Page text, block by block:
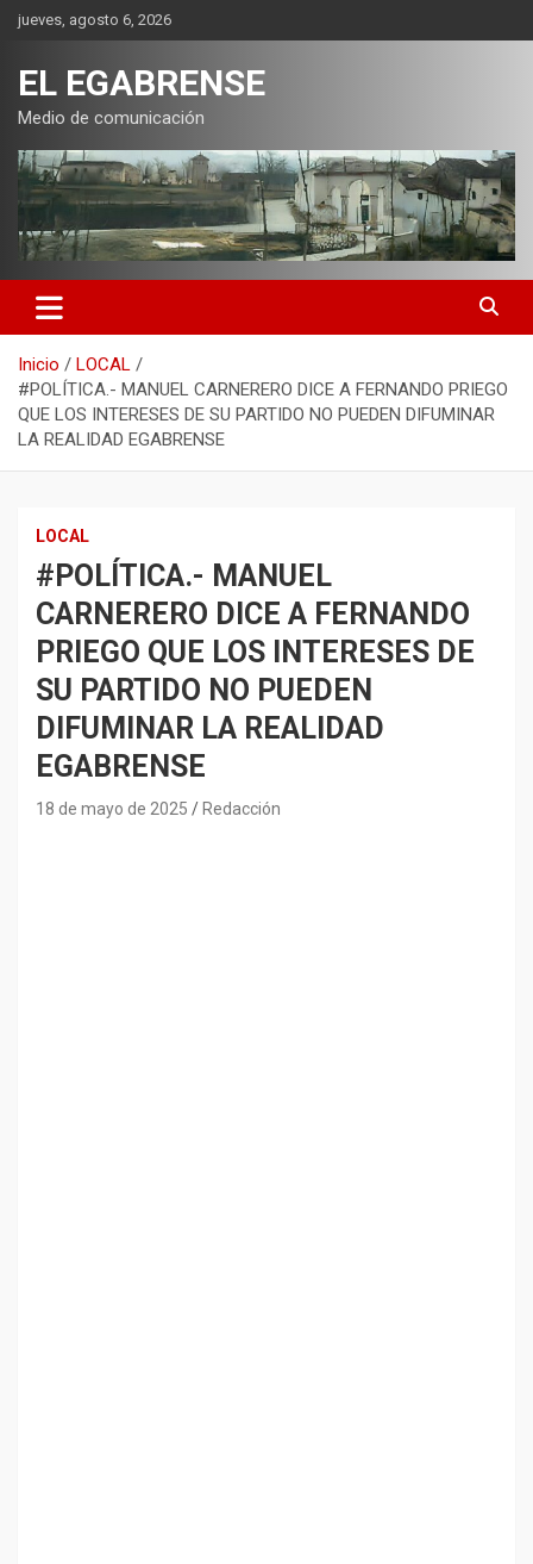
Saltarjueves, agosto 6, 2026
EL EGABRENSE
Medio de comunicación
Inicio
LOCAL
#POLÍTICA.- MANUEL CARNERERO DICE A FERNANDO PRIEGO
QUE LOS INTERESES DE SU PARTIDO NO PUEDEN DIFUMINAR
LA REALIDAD EGABRENSE
LOCAL
#POLÍTICA.- MANUEL
CARNERERO DICE A FERNANDO
PRIEGO QUE LOS INTERESES DE
SU PARTIDO NO PUEDEN
DIFUMINAR LA REALIDAD
EGABRENSE
18 de mayo de 2025 Redacción